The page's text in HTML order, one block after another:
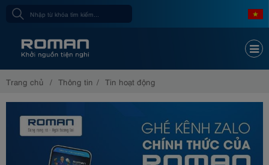
Trang chủ Thông tin Tin hoạt động